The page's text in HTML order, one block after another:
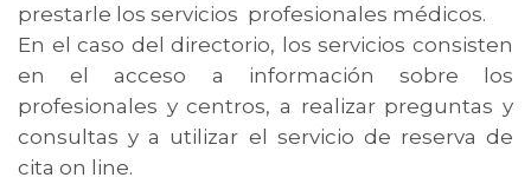
prestarle los servicios profesionales médicos.
En el caso del directorio, los servicios consisten
en el acceso a información sobre los
profesionales y centros, a realizar preguntas y
consultas y a utilizar el servicio de reserva de
cita on line.